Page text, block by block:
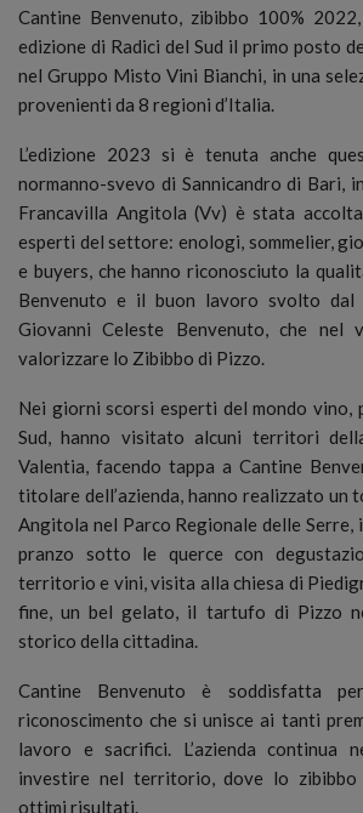
Cantine Benvenuto, zibibbo 100%
edizione di Radici del Sud il primo posto
nel Gruppo Misto Vini Bianchi, in una
provenienti da 8 regioni d’Italia.
L’edizione 2023 si è tenuta anche
normanno-svevo di Sannicandro di Bari,
Francavilla Angitola (Vv) è stata
esperti del settore: enologi, sommelier,
e buyers, che hanno riconosciuto la
Benvenuto e il buon lavoro svolto dal
Giovanni Celeste Benvenuto, che nel
valorizzare lo Zibibbo di Pizzo.
Nei giorni scorsi esperti del mondo vino,
Sud, hanno visitato alcuni territori
Valentia, facendo tappa a Cantine
titolare dell’azienda, hanno realizzato un
Angitola nel Parco Regionale delle Serre,
pranzo sotto le querce con
territorio e vini, visita alla chiesa di
fine, un bel gelato, il tartufo di Pizzo
storico della cittadina.
Cantine Benvenuto è soddisfatta
riconoscimento che si unisce ai tanti
lavoro e sacrifici. L’azienda continua
investire nel territorio, dove lo zibibbo
ottimi risultati.